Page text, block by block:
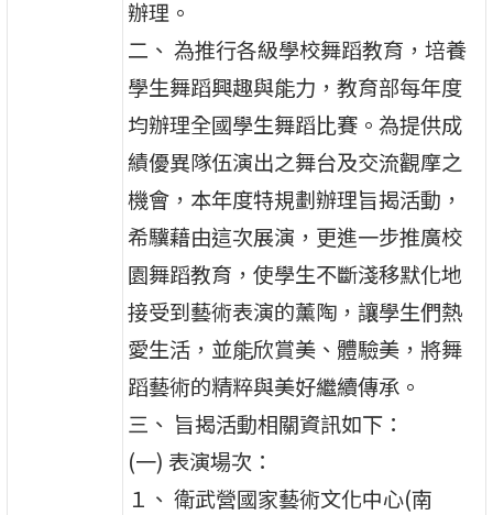
辦理。
二、 為推行各級學校舞蹈教育，培養
學生舞蹈興趣與能力，教育部每年度
均辦理全國學生舞蹈比賽。為提供成
績優異隊伍演出之舞台及交流觀摩之
機會，本年度特規劃辦理旨揭活動，
希驥藉由這次展演，更進一步推廣校
園舞蹈教育，使學生不斷淺移默化地
接受到藝術表演的薰陶，讓學生們熱
愛生活，並能欣賞美、體驗美，將舞
蹈藝術的精粹與美好繼續傳承。
三、 旨揭活動相關資訊如下：
(一) 表演場次：
１、 衛武營國家藝術文化中心(南